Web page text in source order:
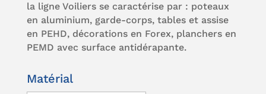
la ligne Voiliers se caractérise par : poteaux
en aluminium, garde-corps, tables et assise
en PEHD, décorations en Forex, planchers en
PEMD avec surface antidérapante.
Matérial